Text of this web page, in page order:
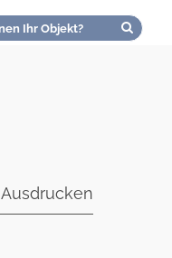
Ausdrucken